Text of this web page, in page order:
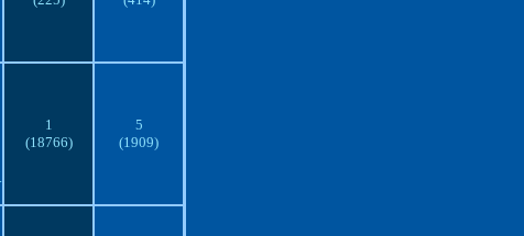
1
(18766)
5
(1909)